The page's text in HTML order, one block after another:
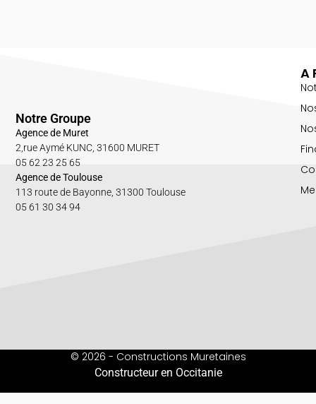
A
Notre Groupe
Agence de Muret
2,rue Aymé KUNC, 31600 MURET
05 62 23 25 65
Agence de Toulouse
113 route de Bayonne, 31300 Toulouse
05 61 30 34 94
© 2026 - Constructions Muretaines
Constructeur en Occitanie